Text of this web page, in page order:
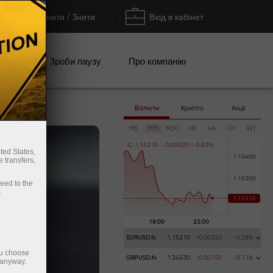
Поповнити / Зняти Вхід в кабінет
Зроби паузу Про компанію
Валюти Крипто Акції
M5 M15 M30 H1 H4 D1 W1
C 1 . 1 52 1 0 -0 .000 20 ( -0 .0 2%
EURUSD.fx 1.15210 -0.00320 -0.28%
GBPUSD.fx 1.34530 -0.00150 -0.11%
States,
transfers,
to the
choose